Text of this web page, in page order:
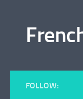
FOLLOW: